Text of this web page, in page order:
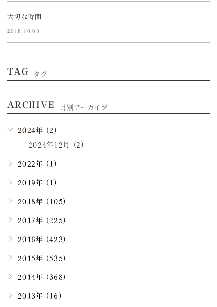
大切な時間
2018.10.03
TAG タグ
ARCHIVE 月別アーカイブ
2024年 (2)
2024年12月 (2)
2022年 (1)
2019年 (1)
2018年 (105)
2017年 (225)
2016年 (423)
2015年 (535)
2014年 (368)
2013年 (16)